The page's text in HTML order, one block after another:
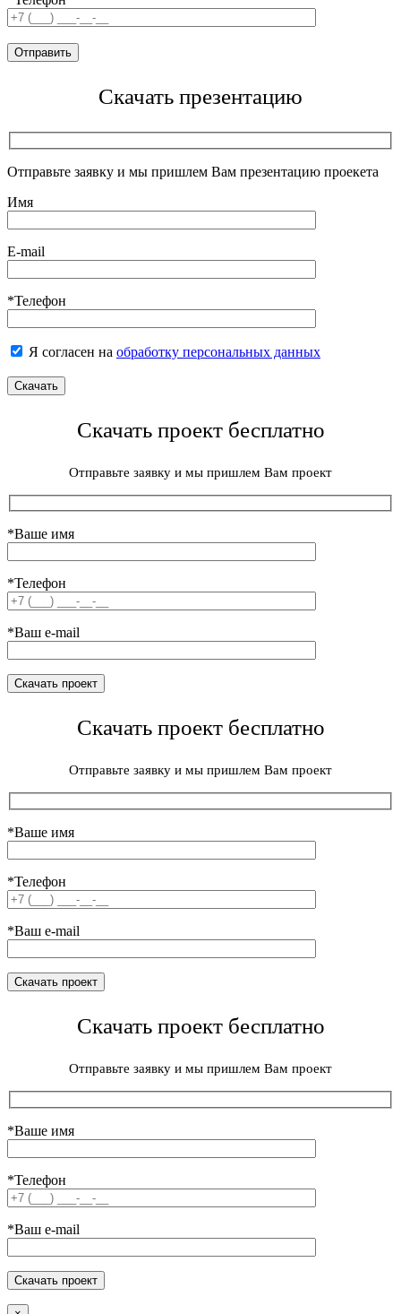
Скачать презентацию
Отправьте заявку и мы пришлем Вам презентацию проекета
Имя
E-mail
*Телефон
Я согласен на обработку персональных данных
Скачать проект бесплатно
Отправьте заявку и мы пришлем Вам проект
*Ваше имя
*Телефон
*Ваш e-mail
Скачать проект бесплатно
Отправьте заявку и мы пришлем Вам проект
*Ваше имя
*Телефон
*Ваш e-mail
Скачать проект бесплатно
Отправьте заявку и мы пришлем Вам проект
*Ваше имя
*Телефон
*Ваш e-mail